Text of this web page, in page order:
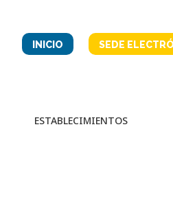
INICIO SEDE
ESTABLECIMIENTOS